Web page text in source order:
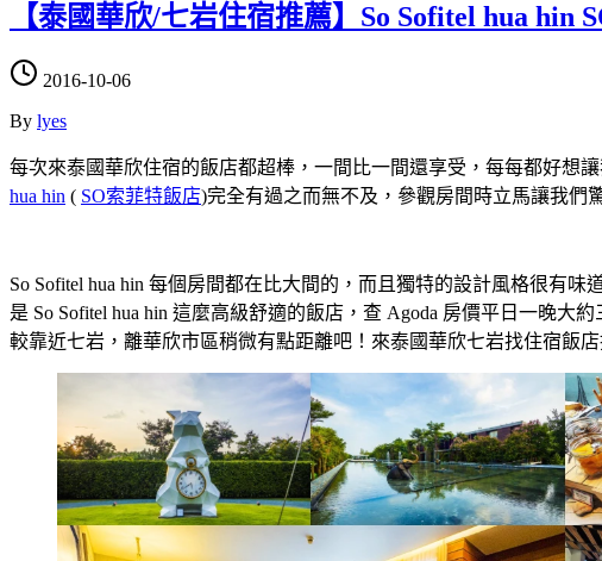
【泰國華欣/七岩住宿推薦】So Sofitel hua
2016-10-06
By lyes
每次來泰國華欣住宿的飯店都超棒，一間比一間還享受，每每都好想
hua hin ( SO索菲特飯店)完全有過之而無不及，參觀房間時立馬讓我們
So Sofitel hua hin 每個房間都在比大間的，而且獨特的設計風格很有
是 So Sofitel hua hin 這麼高級舒適的飯店，查 Agoda 房價平日一晚大
較靠近七岩，離華欣市區稍微有點距離吧！來泰國華欣七岩找住宿飯店